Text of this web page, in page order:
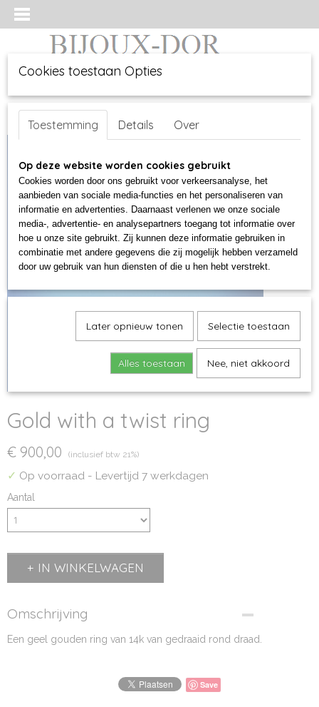
Inloggen Registreren
Geen producten
Gold with a twist ring
€ 900,00 (inclusief btw 21%)
✓ Op voorraad - Levertijd 7 werkdagen
Aantal
IN WINKELWAGEN
Omschrijving
Een geel gouden ring van 14k van gedraaid rond draad.
Save
Cookies toestaan Opties
Toestemming Details Over
Op deze website worden cookies gebruikt
Cookies worden door ons gebruikt voor verkeersanalyse, het
aanbieden van sociale media-functies en het personaliseren van
informatie en advertenties. Daarnaast verlenen we onze sociale
media-, advertentie- en analysepartners toegang tot informatie over
hoe u onze site gebruikt. Zij kunnen deze informatie gebruiken in
combinatie met andere gegevens die zij mogelijk hebben verzameld
door uw gebruik van hun diensten of die u hen hebt verstrekt.
Later opnieuw tonen Selectie toestaan
Alles toestaan Nee, niet akkoord